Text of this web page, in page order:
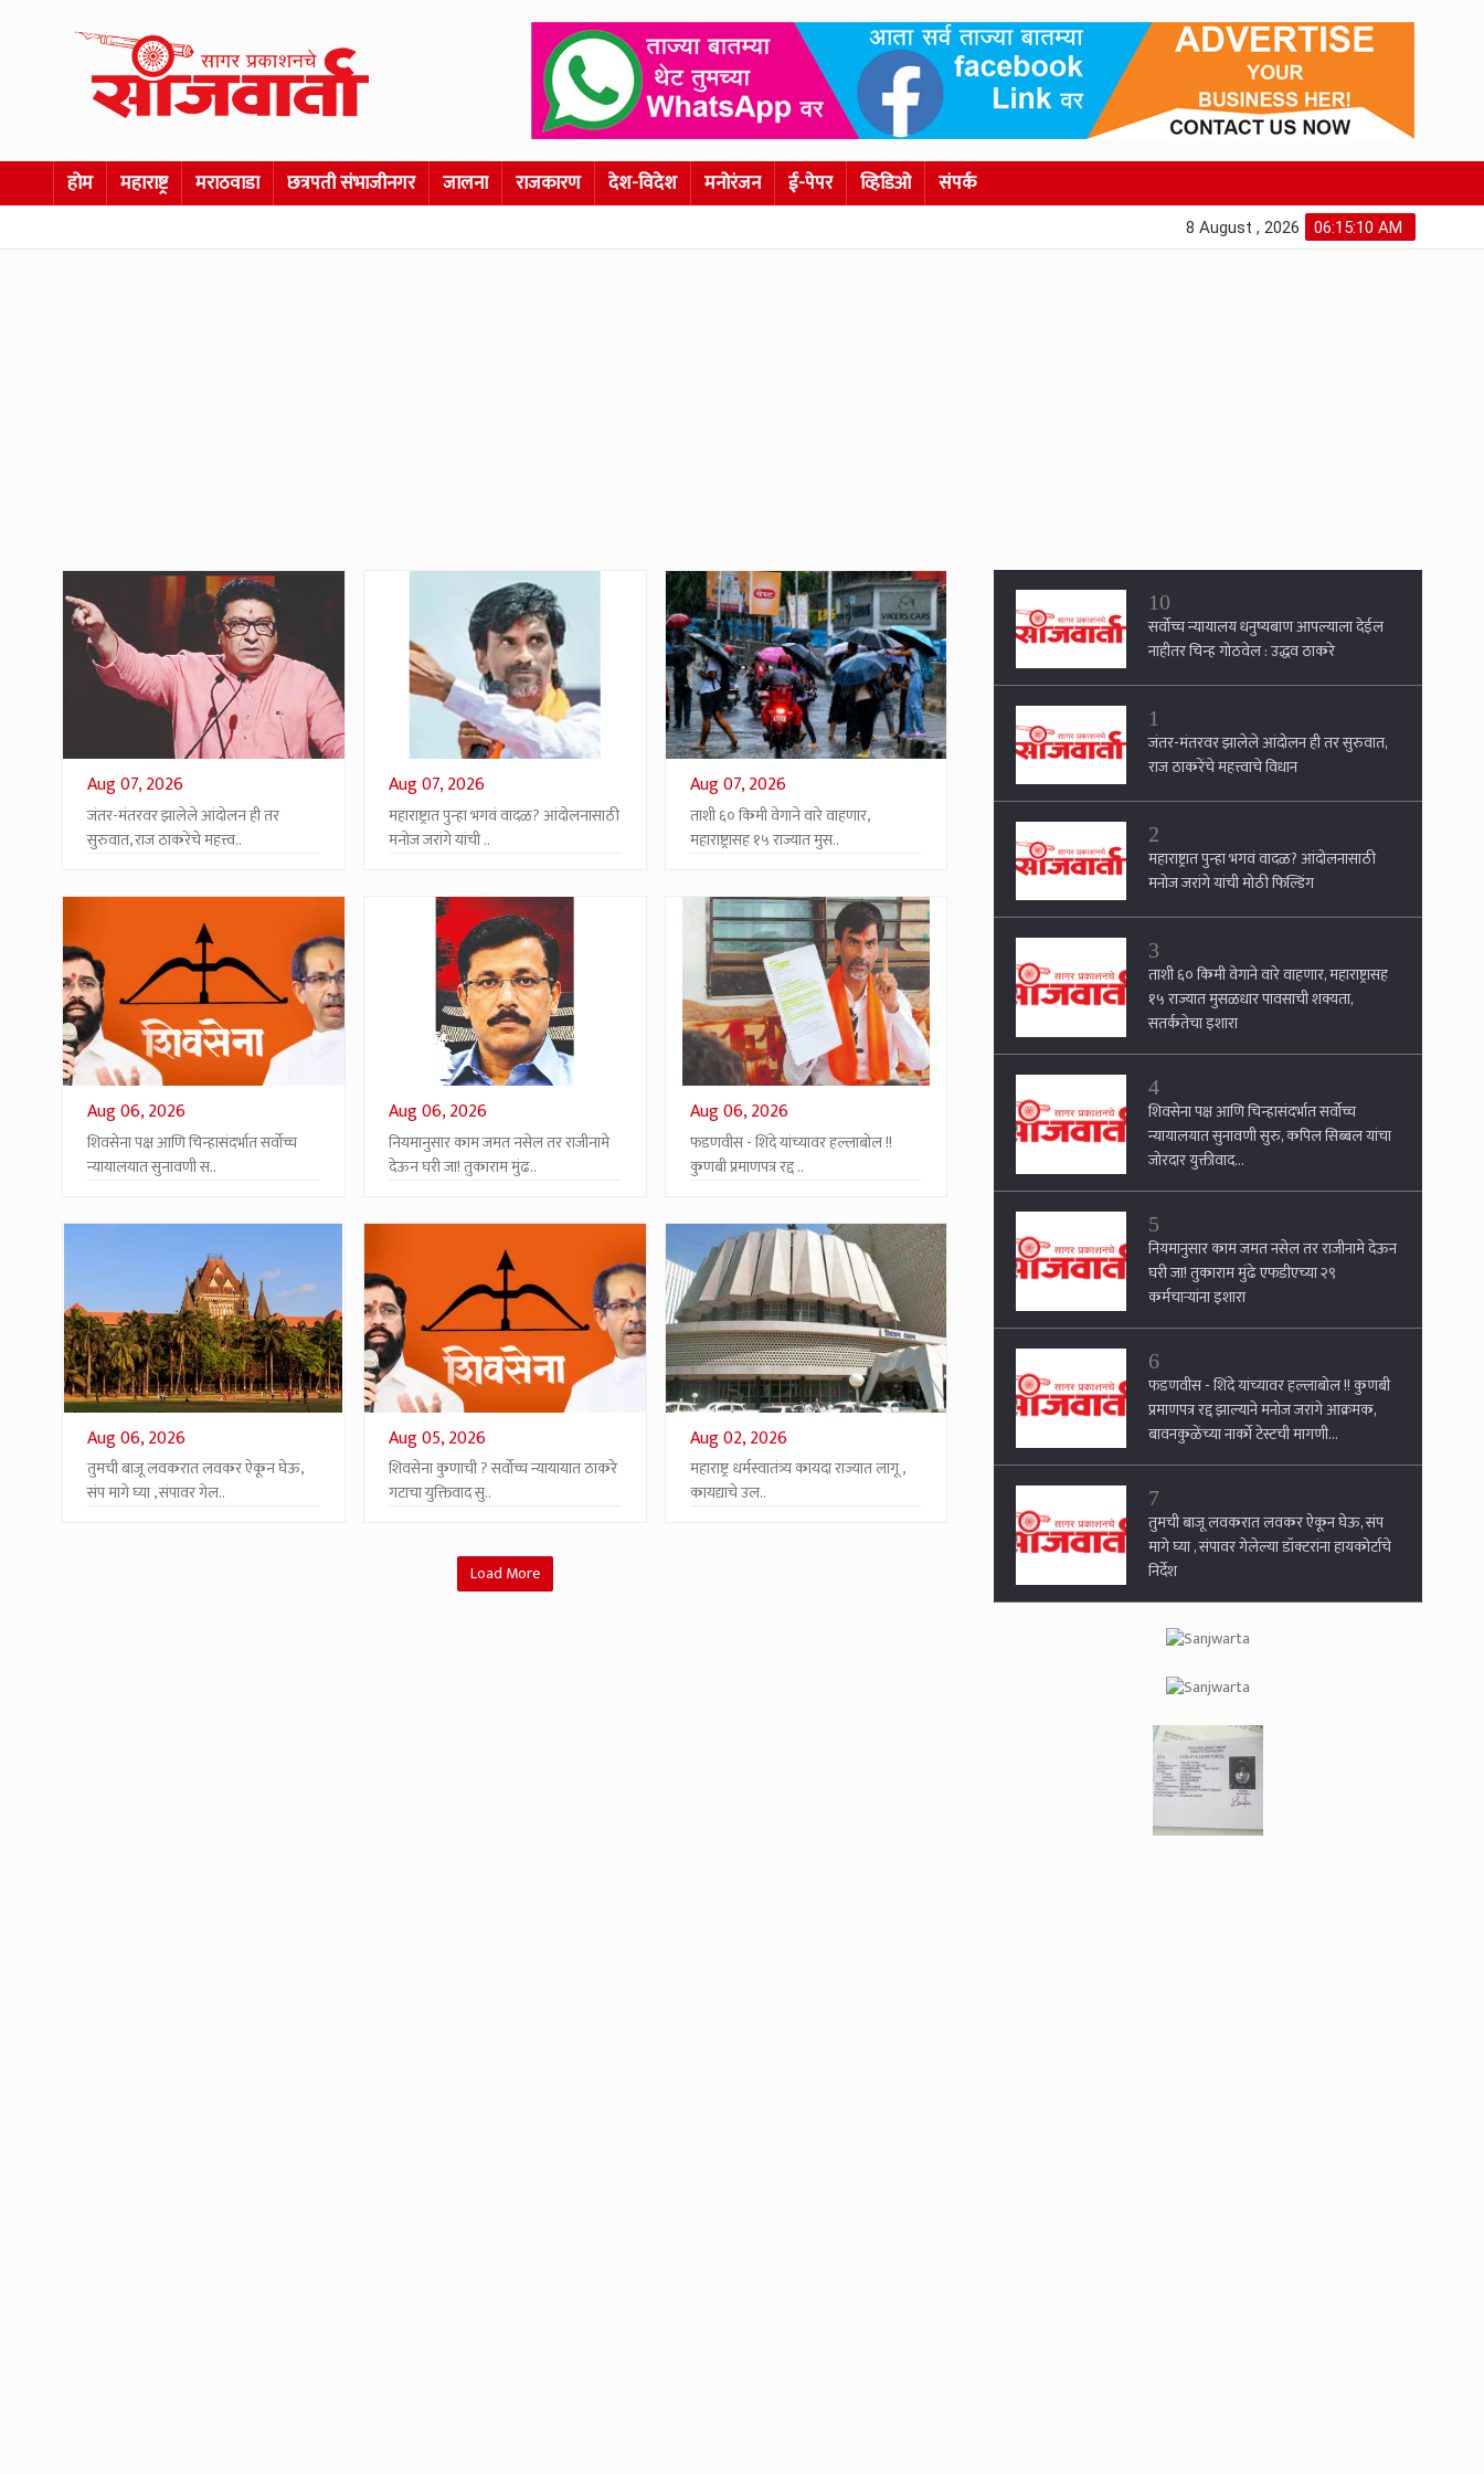
होम महाराष्ट्र मराठवाडा छत्रपती संभाजीनगर जालना राजकारण देश-विदेश मनोरंजन ई-पेपर व्हिडिओ संपर्क
06:15:11 AM
8 August , 2026
Aug 07, 2026
जंतर-मंतरवर झालेले आंदोलन ही तर
सुरुवात, राज ठाकरेंचे महत्त्व..
Aug 07, 2026
महाराष्ट्रात पुन्हा भगवं वादळ? आंदोलनासाठी
मनोज जरांगे यांची ..
Aug 07, 2026
ताशी ६० किमी वेगाने वारे वाहणार,
महाराष्ट्रासह १५ राज्यात मुस..
Aug 06, 2026
शिवसेना पक्ष आणि चिन्हासंदर्भात सर्वोच्च
न्यायालयात सुनावणी स..
Aug 06, 2026
नियमानुसार काम जमत नसेल तर राजीनामे
देऊन घरी जा! तुकाराम मुंढ..
Aug 06, 2026
फडणवीस - शिंदे यांच्यावर हल्लाबोल !!
कुणबी प्रमाणपत्र रद्द ..
Aug 06, 2026
तुमची बाजू लवकरात लवकर ऐकून घेऊ,
संप मागे घ्या , संपावर गेल..
Aug 05, 2026
शिवसेना कुणाची ? सर्वोच्च न्यायायात ठाकरे
गटाचा युक्तिवाद सु..
Aug 02, 2026
महाराष्ट्र धर्मस्वातंत्र्य कायदा राज्यात लागू ,
कायद्याचे उल..
Load More
10
सर्वोच्च न्यायालय धनुष्यबाण आपल्याला देईल
नाहीतर चिन्ह गोठवेल : उद्धव ठाकरे
1
जंतर-मंतरवर झालेले आंदोलन ही तर सुरुवात,
राज ठाकरेंचे महत्त्वाचे विधान
2
महाराष्ट्रात पुन्हा भगवं वादळ? आंदोलनासाठी
मनोज जरांगे यांची मोठी फिल्डिंग
3
ताशी ६० किमी वेगाने वारे वाहणार, महाराष्ट्रासह
१५ राज्यात मुसळधार पावसाची शक्यता,
सतर्कतेचा इशारा
4
शिवसेना पक्ष आणि चिन्हासंदर्भात सर्वोच्च
न्यायालयात सुनावणी सुरु, कपिल सिब्बल यांचा
जोरदार युक्तीवाद...
5
नियमानुसार काम जमत नसेल तर राजीनामे देऊन
घरी जा! तुकाराम मुंढे एफडीएच्या २९
कर्मचार्‍यांना इशारा
6
फडणवीस - शिंदे यांच्यावर हल्लाबोल !! कुणबी
प्रमाणपत्र रद्द झाल्याने मनोज जरांगे आक्रमक,
बावनकुळेंच्या नार्को टेस्टची मागणी...
7
तुमची बाजू लवकरात लवकर ऐकून घेऊ, संप
मागे घ्या , संपावर गेलेल्या डॉक्टरांना हायकोर्टाचे
निर्देश
गटाचा युक्तिवाद सुरु ....
9
महाराष्ट्र धर्मस्वातंत्र्य कायदा राज्यात लागू ,
कायद्याचे उल्लंघन केल्यास सात वर्षांपर्यंतच्या
कारावासाची तरतूद